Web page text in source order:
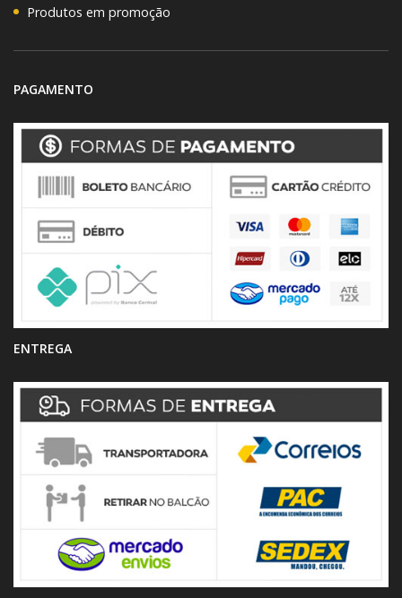
Produtos em promoção
PAGAMENTO
ENTREGA